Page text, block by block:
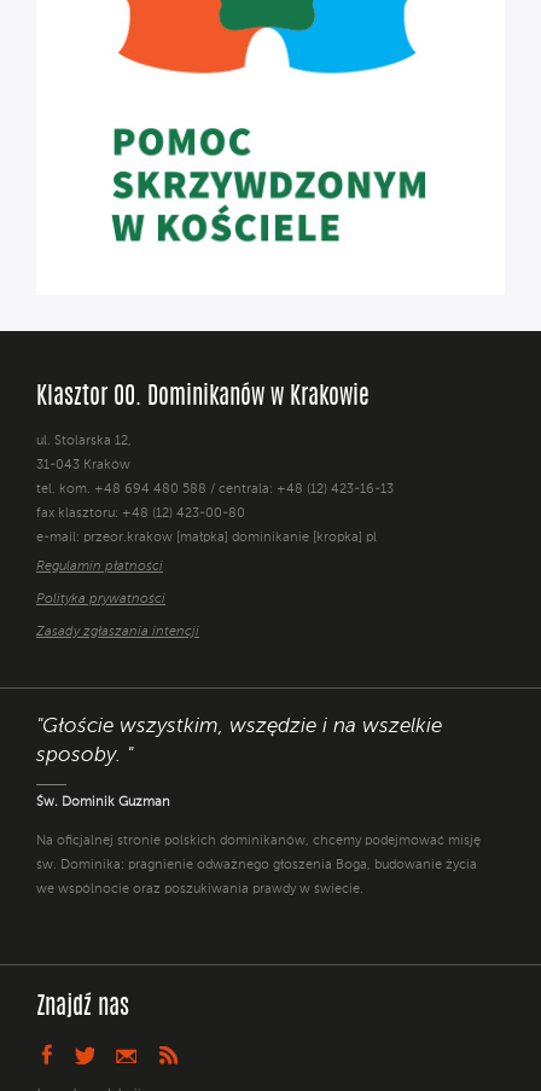
Klasztor OO. Dominikanów w Krakowie
ul. Stolarska 12,
31-043 Kraków
tel. kom. +48 694 480 588 / centrala: +48 (12) 423-16-13
fax klasztoru: +48 (12) 423-00-80
e-mail: przeor.krakow [małpka] dominikanie [kropka] pl
Regulamin płatności
Polityka prywatności
Zasady zgłaszania intencji
"Głoście wszystkim, wszędzie i na wszelkie
sposoby. "
Św. Dominik Guzman
Na oficjalnej stronie polskich dominikanów, chcemy podejmować misję
św. Dominika: pragnienie odważnego głoszenia Boga, budowanie życia
we wspólnocie oraz poszukiwania prawdy w świecie.
Znajdź nas